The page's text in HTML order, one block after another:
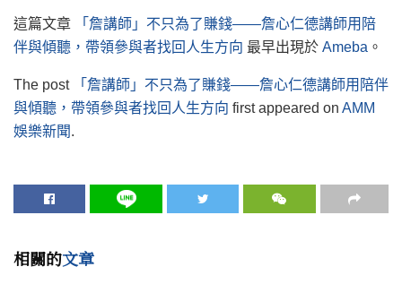
這篇文章
「詹講師」不只為了賺錢——詹心仁德講師用陪
伴與傾聽，帶領參與者找回人生方向 最早出現於 Ameba 。
The post
「詹講師」不只為了賺錢——詹心仁德講師用陪伴
與傾聽，帶領參與者找回人生方向 first appeared on AMM
娛樂新聞.
相關的文章